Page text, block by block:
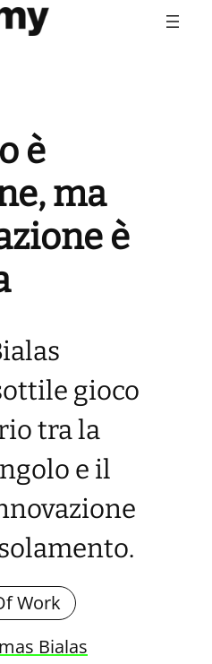
è
ma
è
gioco
tra la
e il
Work
Bialas